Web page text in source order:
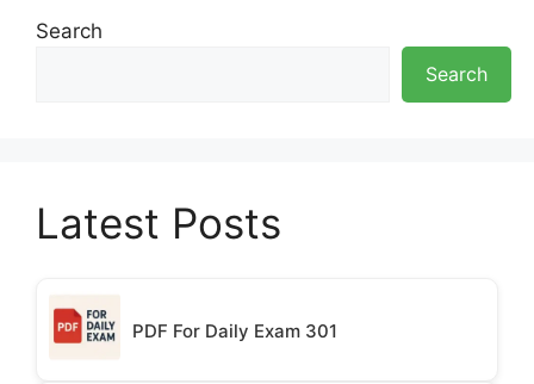
Search
Search
Latest Posts
PDF For Daily Exam 301